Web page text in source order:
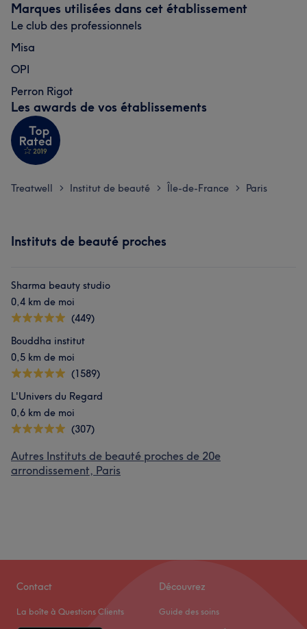
Marques utilisées dans cet établissement
Le club des professionnels
Misa
OPI
Perron Rigot
Les awards de vos établissements
Treatwell > Institut de beauté > Île-de-France > Paris
Instituts de beauté proches
Sharma beauty studio
0,4 km de moi
(449)
Bouddha institut
0,5 km de moi
(1589)
L'Univers du Regard
0,6 km de moi
(307)
Autres Instituts de beauté proches de 20e
arrondissement, Paris
Contact
La boîte à Questions Clients
Découvrez
Guide des soins